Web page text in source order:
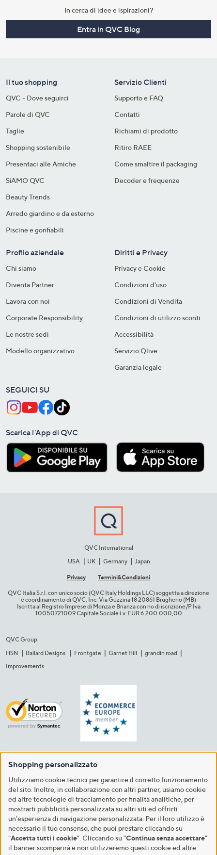
In cerca di idee e ispirazioni?
Entra in QVC Blog
Il tuo shopping
QVC - Dove seguirci
Parole di QVC
Taglie
Shopping sostenibile​
Presentaci alle Amiche
SìAMO QVC
Beauty Trends
Arredo giardino e da esterno
Piscine e gonfiabili
Servizio Clienti
Supporto e FAQ
Contatti
Richiami di prodotto
Ritiro RAEE
Come smaltire il packaging​
Decoder e frequenze​
Profilo aziendale
Chi siamo
Diventa Partner
Lavora con noi
Corporate Responsibility
Le nostre sedi
Modello organizzativo
Diritti e Privacy
Privacy e Cookie
Condizioni d'uso
Condizioni di Vendita
Condizioni di utilizzo sconti
Accessibilità
Servizio Qlive
Garanzia legale
SEGUICI SU
Scarica l'App di QVC
QVC International
USA
UK Germany Japan
Privacy Termini&C​ondizioni
QVC Italia S.r.l. con unico socio (QVC Italy Holdings LLC) soggetta a direzione
e coordinamento di QVC, Inc. Via Guzzina 18 20861 Brugherio (MB)​
Iscritta al Registro Imprese di Monza e Brianza con no di iscrizione/P.Iva
10050721009 Capitale Sociale i.v. EUR 6.200.000,00​
QVC Group
HSN
Ballard Designs Frontgate Garnet Hill
grandin road
Improvements
Shopping personalizzato
Utilizziamo cookie tecnici per garantire il corretto funzionamento
del sito. Inoltre, in collaborazione con altri partner, usiamo cookie
ed altre tecnologie di tracciamento per finalità analitiche, per
mostrarti pubblicità personalizzata su altri siti ed offrirti
un’esperienza di navigazione personalizzata. Per il loro utilizzo è
necessario il tuo consenso, che puoi prestare cliccando su
"Accetta tutti i cookie". Cliccando su "Continua senza accettare"
il banner scomparirà e non utilizzeremo questi cookie ed altre